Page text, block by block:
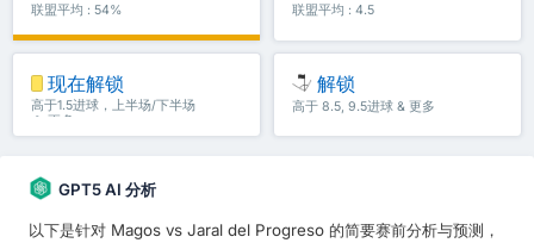
联盟平均 : 54% 联盟平均 : 4.5
现在解锁
高于1.5进球，上半场/下半场
＆ 更多
解锁
高于 8.5, 9.5进球 & 更多
GPT5 AI 分析
以下是针对 Magos vs Jaral del Progreso 的简要赛前分析与预测，